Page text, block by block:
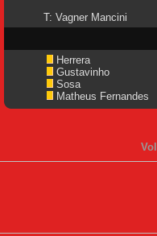
T: Vagner Mancini
Herrera
Gustavinho
Sosa
Matheus Fernandes